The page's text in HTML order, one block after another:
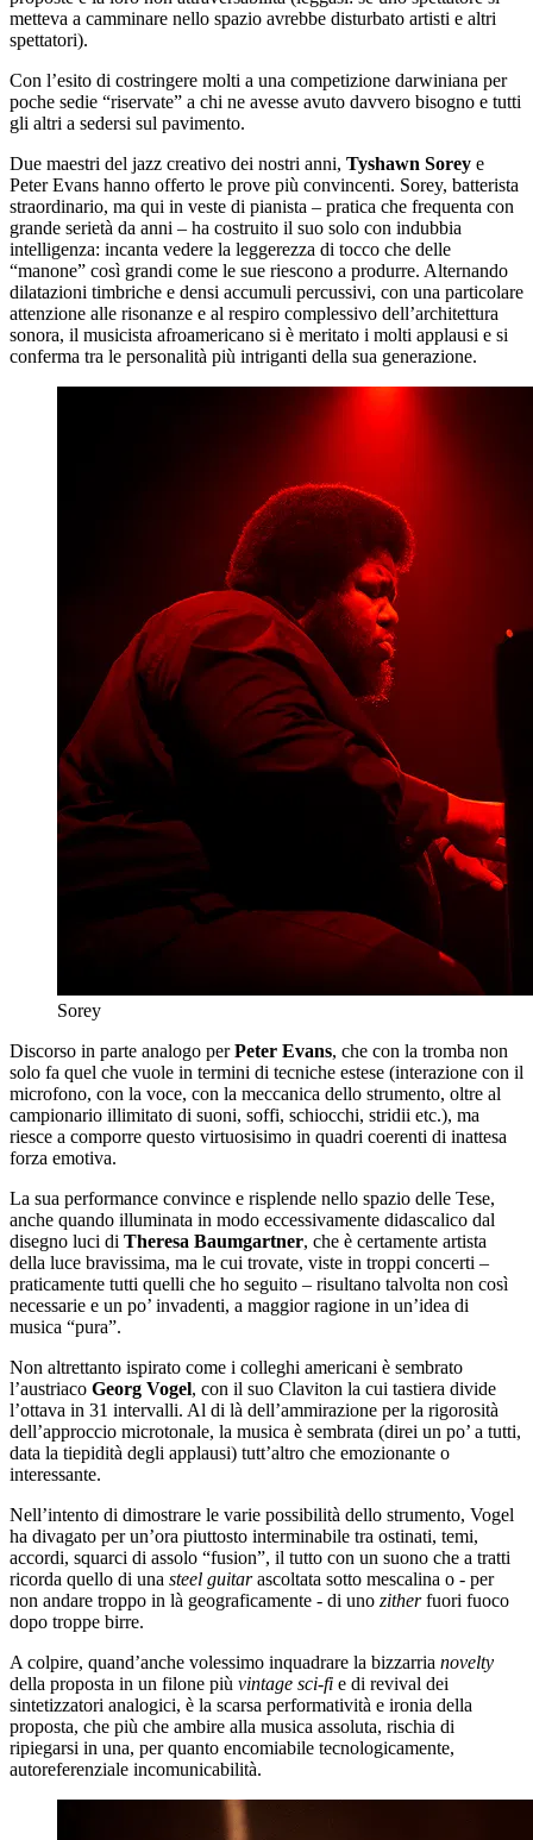
metteva a camminare nello spazio avrebbe disturbato artisti e altri
spettatori).
Con l’esito di costringere molti a una competizione darwiniana per
poche sedie “riservate” a chi ne avesse avuto davvero bisogno e tutti
gli altri a sedersi sul pavimento.
Due maestri del jazz creativo dei nostri anni, Tyshawn Sorey e
Peter Evans hanno offerto le prove più convincenti. Sorey, batterista
straordinario, ma qui in veste di pianista – pratica che frequenta con
grande serietà da anni – ha costruito il suo solo con indubbia
intelligenza: incanta vedere la leggerezza di tocco che delle
“manone” così grandi come le sue riescono a produrre. Alternando
dilatazioni timbriche e densi accumuli percussivi, con una particolare
attenzione alle risonanze e al respiro complessivo dell’architettura
sonora, il musicista afroamericano si è meritato i molti applausi e si
conferma tra le personalità più intriganti della sua generazione.
Sorey
Discorso in parte analogo perPeter Evans, che con la tromba non
solo fa quel che vuole in termini di tecniche estese (interazione con il
microfono, con la voce, con la meccanica dello strumento, oltre al
campionario illimitato di suoni, soffi, schiocchi, stridii etc.), ma
riesce a comporre questo virtuosisimo in quadri coerenti di inattesa
forza emotiva.
La sua performance convince e risplende nello spazio delle Tese,
anche quando illuminata in modo eccessivamente didascalico dal
disegno luci di Theresa Baumgartner, che è certamente artista
della luce bravissima, ma le cui trovate, viste in troppi concerti –
praticamente tutti quelli che ho seguito – risultano talvolta non così
necessarie e un po’ invadenti, a maggior ragione in un’idea di
musica “pura”.
Non altrettanto ispirato come i colleghi americani è sembrato
l’austriaco Georg Vogel, con il suo Claviton la cui tastiera divide
l’ottava in 31 intervalli. Al di là dell’ammirazione per la rigorosità
dell’approccio microtonale, la musica è sembrata (direi un po’ a tutti,
data la tiepidità degli applausi) tutt’altro che emozionante o
interessante.
Nell’intento di dimostrare le varie possibilità dello strumento, Vogel
ha divagato per un’ora piuttosto interminabile tra ostinati, temi,
accordi, squarci di assolo “fusion”, il tutto con un suono che a tratti
ricorda quello di una steel guitarascoltata sotto mescalina o - per
non andare troppo in là geograficamente - di uno zitherfuori fuoco
dopo troppe birre.
A colpire, quand’anche volessimo inquadrare la bizzarria novelty
della proposta in un filone più vintage sci-fi e di revival dei
sintetizzatori analogici, è la scarsa performatività e ironia della
proposta, che più che ambire alla musica assoluta, rischia di
ripiegarsi in una, per quanto encomiabile tecnologicamente,
autoreferenziale incomunicabilità.